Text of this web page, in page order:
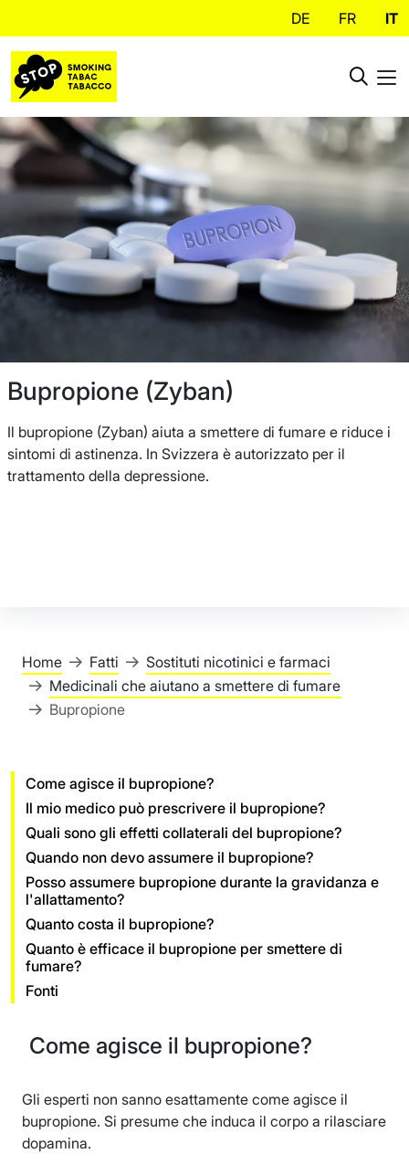
DE FR IT
Bupropione (Zyban)
Il bupropione (Zyban) aiuta a smettere di fumare e riduce i
sintomi di astinenza. In Svizzera è autorizzato per il
trattamento della depressione.
Home Fatti
Sostituti nicotinici e farmaci
Medicinali che aiutano a smettere di fumare
Bupropione
Come agisce il bupropione?
Il mio medico può prescrivere il bupropione?
Quali sono gli effetti collaterali del bupropione?
Quando non devo assumere il bupropione?
Posso assumere bupropione durante la gravidanza e
l'allattamento?
Quanto costa il bupropione?
Quanto è efficace il bupropione per smettere di
fumare?
Fonti
Come agisce il bupropione?
Gli esperti non sanno esattamente come agisce il
bupropione. Si presume che induca il corpo a rilasciare
dopamina.